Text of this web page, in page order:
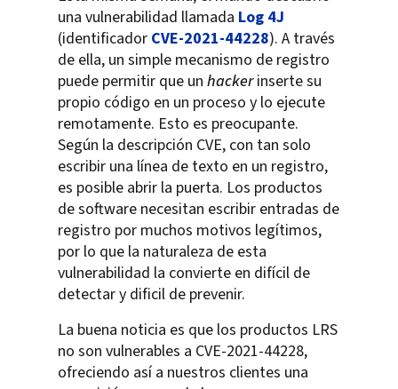
una vulnerabilidad llamada Log 4J
(identificador CVE-2021-44228). A través
de ella, un simple mecanismo de registro
puede permitir que un hackerinserte su
propio código en un proceso y lo ejecute
remotamente. Esto es preocupante.
Según la descripción CVE, con tan solo
escribir una línea de texto en un registro,
es posible abrir la puerta. Los productos
de software necesitan escribir entradas de
registro por muchos motivos legítimos,
por lo que la naturaleza de esta
vulnerabilidad la convierte en difícil de
detectar y dificil de prevenir.
La buena noticia es que los productos LRS
no son vulnerables a CVE-2021-44228,
ofreciendo así a nuestros clientes una